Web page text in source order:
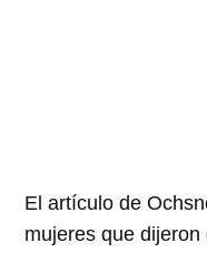
El artículo de
mujeres que